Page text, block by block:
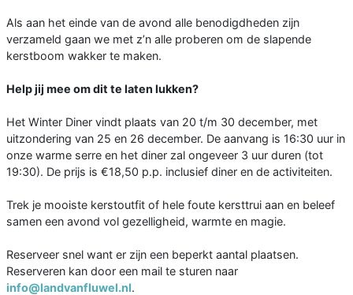
Als aan het einde van de avond alle benodigdheden zijn
verzameld gaan we met z’n alle proberen om de slapende
kerstboom wakker te maken.
Help jij mee om dit te laten lukken?
Het Winter Diner vindt plaats van 20 t/m 30 december, met
uitzondering van 25 en 26 december. De aanvang is 16:30 uur in
onze warme serre en het diner zal ongeveer 3 uur duren (tot
19:30). De prijs is €18,50 p.p. inclusief diner en de activiteiten.
Trek je mooiste kerstoutfit of hele foute kersttrui aan en beleef
samen een avond vol gezelligheid, warmte en magie.
Reserveer snel want er zijn een beperkt aantal plaatsen.
Reserveren kan door een mail te sturen naar
info@landvanfluwel.nl.